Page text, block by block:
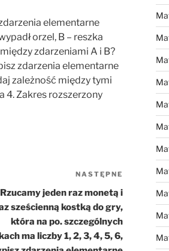
elementarne
orzel, B – reszka
zdarzeniami A i B?
zdarzenia elementarne
zależność między tymi
4. Zakres rozszerzony
Następny
wpis
NASTĘPNE
jeden raz monetą i
sześcienną kostką do gry,
która na po. szczególnych
ma liczby 1, 2, 3, 4, 5, 6,